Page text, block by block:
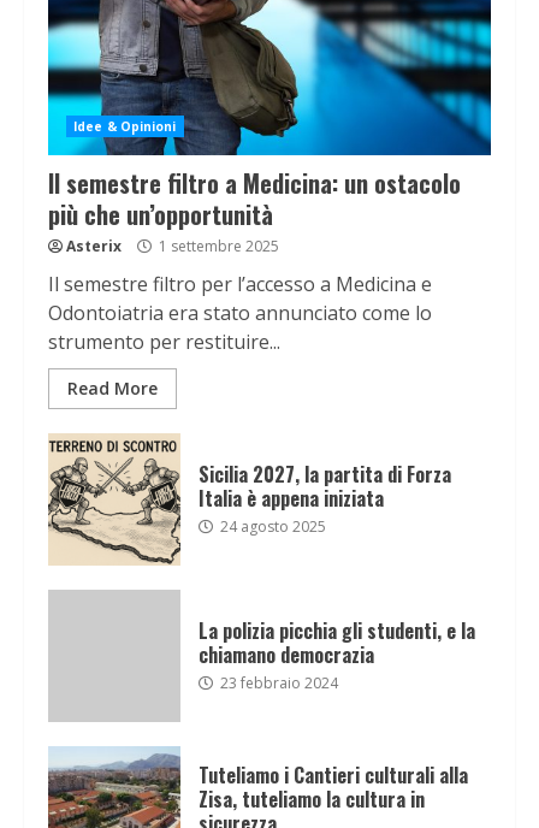
Idee & Opinioni
Il semestre filtro a Medicina: un ostacolo
più che un’opportunità
Asterix 1 settembre 2025
Il semestre filtro per l’accesso a Medicina e
Odontoiatria era stato annunciato come lo
strumento per restituire...
Read More
Sicilia 2027, la partita di Forza
Italia è appena iniziata
24 agosto 2025
La polizia picchia gli studenti, e la
chiamano democrazia
23 febbraio 2024
Tuteliamo i Cantieri culturali alla
Zisa, tuteliamo la cultura in